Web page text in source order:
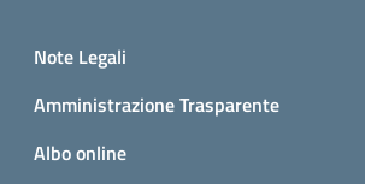
Small prints
Note Legali
Amministrazione Trasparente
Albo online